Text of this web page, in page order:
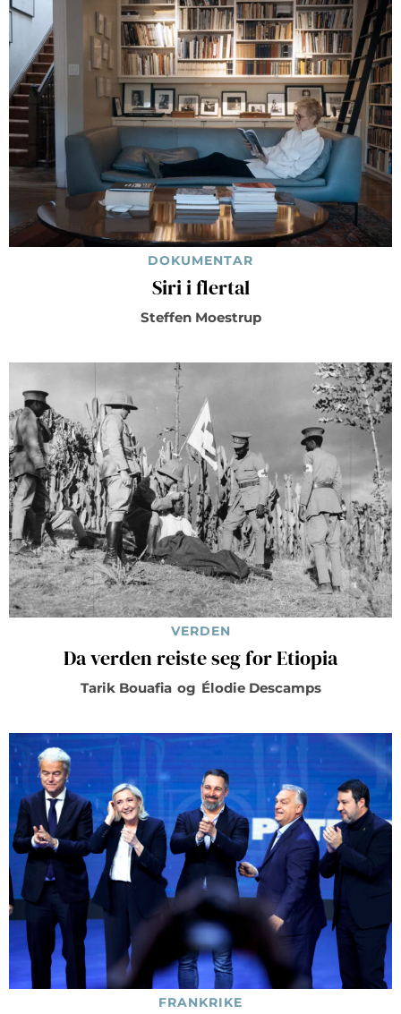
DOKUMENTAR
Siri i flertal
Steffen Moestrup
VERDEN
Da verden reiste seg for Etiopia
Tarik Bouafia og Élodie Descamps
FRANKRIKE